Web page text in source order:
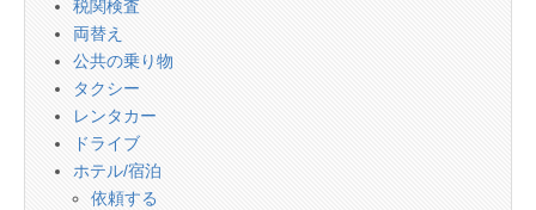
税関検査
両替え
公共の乗り物
タクシー
レンタカー
ドライブ
ホテル/宿泊
依頼する